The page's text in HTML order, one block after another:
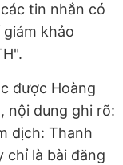
tin nhắn có
khảo
được Hoàng
nội dung ghi rõ:
dịch: Thanh
chỉ là bài đăng